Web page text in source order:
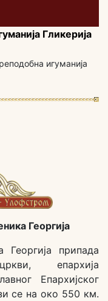
Гликерија
игуманија
Георгија
припада
епархија
Епархијског
се на око 550 км.